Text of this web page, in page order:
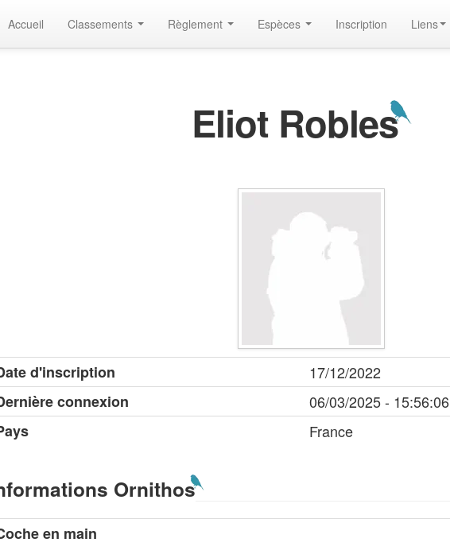
Accueil Classements Règlement Espèces Inscription Liens
Eliot Robles
d'inscription
17/12/2022
connexion
06/03/2025 - 15:56:06
France
Ornithos
en main